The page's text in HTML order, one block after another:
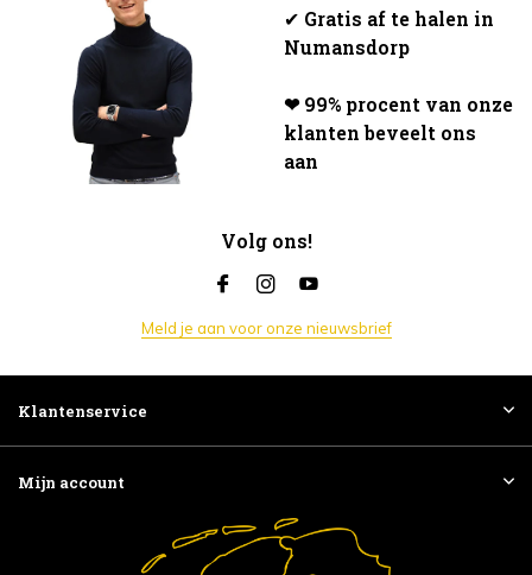
✔ Gratis af te halen in
Numansdorp
❤ 99% procent van onze
klanten beveelt ons
aan
Volg ons!
Meld je aan voor onze nieuwsbrief
Klantenservice
Mijn account